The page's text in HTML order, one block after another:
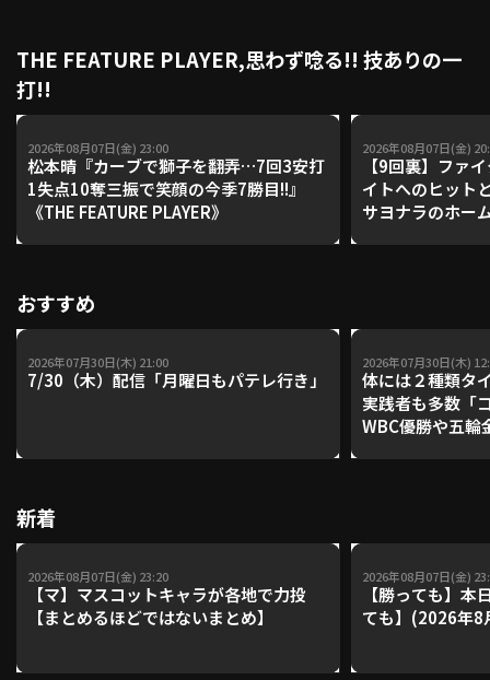
利用規約 プライバシーポリシー
アルバイト募集 （別ウィンドウで開く
動画を検索（選手・チーム・プレー内容…）
THE FEATURE PLAYER,思わず唸る!! 技ありの一
打!!
2026年08月07日(金) 23:00
松本晴『カーブで獅子を翻弄…7回3安打
1失点10奪三振で笑顔の今季7勝目!!』
《THE FEATURE PLAYER》
2026年08月07日(金)
【9回裏】ファ
イトへのヒット
サヨナラのホー
おすすめ
2026年07月30日(木) 21:00
7/30（木）配信「月曜日もパテレ行き」
2026年07月30日(木)
体には２種類タ
実践者も多数「
WBC優勝や五輪
新着
2026年08月07日(金) 23:20
【マ】マスコットキャラが各地で力投
【まとめるほどではないまとめ】
2026年08月07日(金)
【勝っても】本
ても】(2026年8